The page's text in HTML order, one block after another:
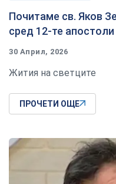
Почитаме св. Яков
сред 12-те апостоли
30 Април, 2026
Жития на светците
ПРОЧЕТИ ОЩЕ